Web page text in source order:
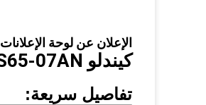
الإعلان عن لوحة الإعلانات 350cd / m2 شاشة تعمل باللمس كشك الإشارات الرقمية
كيندلو LS65-07AN
تفاصيل سريعة: